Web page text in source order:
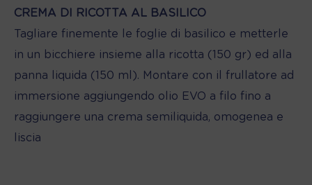
CREMA DI RICOTTA AL BASILICO
Tagliare finemente le foglie di basilico e metterle
in un bicchiere insieme alla ricotta (150 gr) ed alla
panna liquida (150 ml). Montare con il frullatore ad
immersione aggiungendo olio EVO a filo fino a
raggiungere una crema semiliquida, omogenea e
liscia